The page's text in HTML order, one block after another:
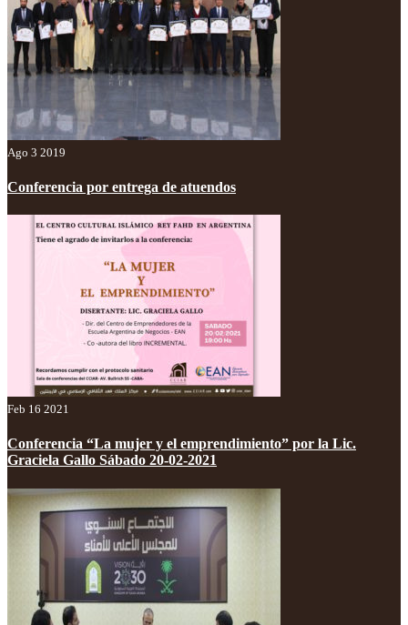
Ago 3 2019
Conferencia por entrega de atuendos
Feb 16 2021
Conferencia “La mujer y el emprendimiento” por la Lic.
Graciela Gallo Sábado 20-02-2021